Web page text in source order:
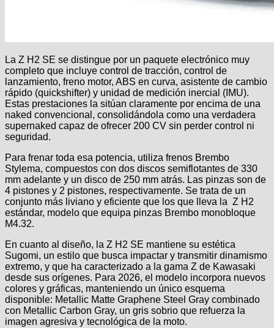
La Z H2 SE se distingue por un paquete electrónico muy
completo que incluye control de tracción, control de
lanzamiento, freno motor, ABS en curva, asistente de cambio
rápido (quickshifter) y unidad de medición inercial (IMU).
Estas prestaciones la sitúan claramente por encima de una
naked convencional, consolidándola como una verdadera
supernaked capaz de ofrecer 200 CV sin perder control ni
seguridad.
Para frenar toda esa potencia, utiliza frenos Brembo
Stylema, compuestos con dos discos semiflotantes de 330
mm adelante y un disco de 250 mm atrás. Las pinzas son de
4 pistones y 2 pistones, respectivamente. Se trata de un
conjunto más liviano y eficiente que los que lleva la Z H2
estándar, modelo que equipa pinzas Brembo monobloque
M4.32.
En cuanto al diseño, la Z H2 SE mantiene su estética
Sugomi, un estilo que busca impactar y transmitir dinamismo
extremo, y que ha caracterizado a la gama Z de Kawasaki
desde sus orígenes. Para 2026, el modelo incorpora nuevos
colores y gráficas, manteniendo un único esquema
disponible: Metallic Matte Graphene Steel Gray combinado
con Metallic Carbon Gray, un gris sobrio que refuerza la
imagen agresiva y tecnológica de la moto.